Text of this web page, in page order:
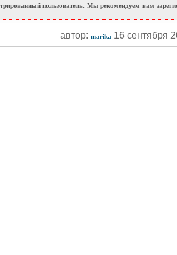
пользователь. Мы рекомендуем вам
автор: marika 16 сентября